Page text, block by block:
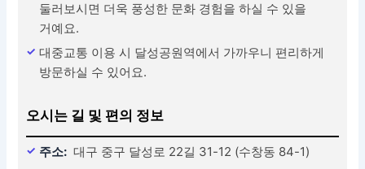
둘러보시면 더욱 풍성한 문화 경험을 하실 수 있을
거예요.
대중교통 이용 시 달성공원역에서 가까우니 편리하게
방문하실 수 있어요.
오시는 길 및 편의 정보
주소: 대구 중구 달성로 22길 31-12 (수창동 84-1)